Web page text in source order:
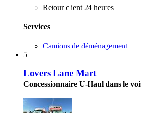
Retour client 24 heures
Services
Camions de déménagement
5
Lovers Lane Mart
Concessionnaire U-Haul dans le